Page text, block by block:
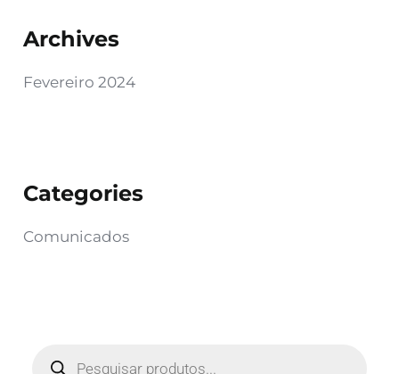
Archives
Fevereiro 2024
Categories
Comunicados